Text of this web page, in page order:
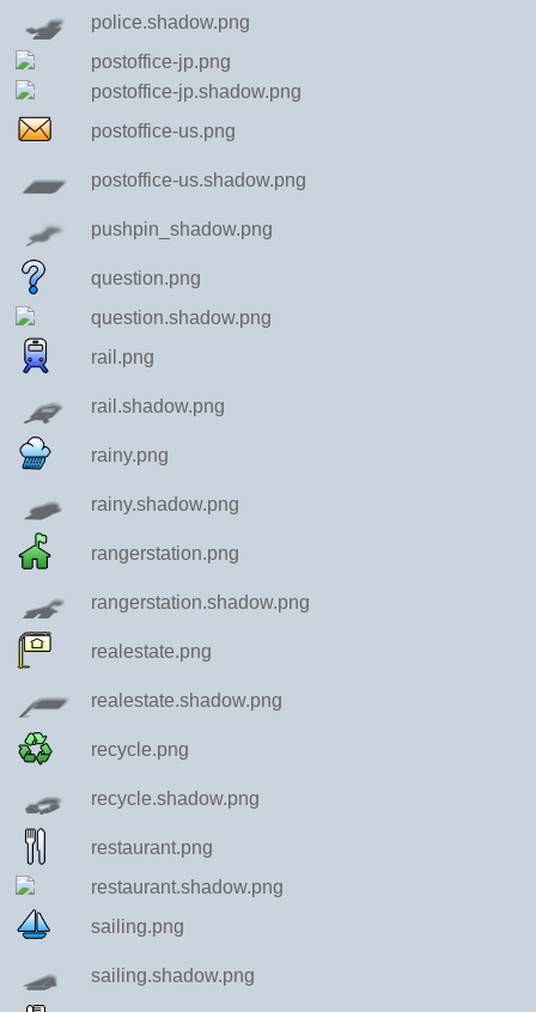
police.shadow.png
postoffice-jp.png
postoffice-jp.shadow.png
postoffice-us.png
postoffice-us.shadow.png
pushpin_shadow.png
question.png
question.shadow.png
rail.png
rail.shadow.png
rainy.png
rainy.shadow.png
rangerstation.png
rangerstation.shadow.png
realestate.png
realestate.shadow.png
recycle.png
recycle.shadow.png
restaurant.png
restaurant.shadow.png
sailing.png
sailing.shadow.png